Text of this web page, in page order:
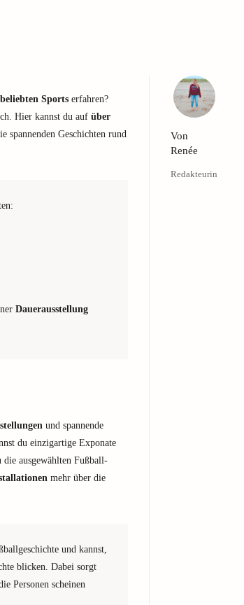
Sports erfahren?
Hier kannst du auf über
spannenden Geschichten rund
Dauerausstellung
und spannende
du einzigartige Exponate
die ausgewählten Fußball-
mehr über die
und kannst,
blicken. Dabei sorgt
Personen scheinen
Von
Renée
Redakteurin